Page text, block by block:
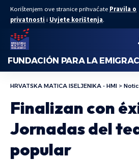
Korištenjem ove stranice prihvaćate Pravila o
privatnosti i Uvjete korištenja.
FUNDACIÓN PARA LA
HRVATSKA MATICA ISELJENIKA - HMI >
Finalizan con
Jornadas del
popular